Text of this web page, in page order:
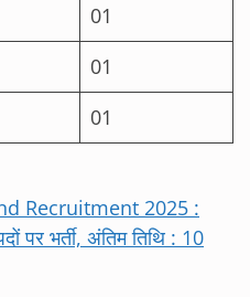
01
01
01
Recruitment 2025 :
पर भर्ती, अंतिम तिथि : 10